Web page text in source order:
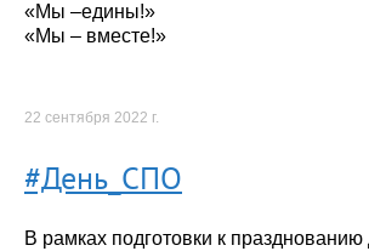
«Мы –едины!»
«Мы – вместе!»
22 сентября 2022 г.
#День_СПО
В рамках подготовки к